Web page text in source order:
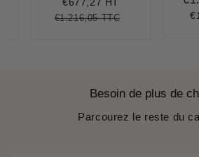
€677,27 HT
Prix
€1.216,05 TTC€1.216,05
Besoin de plus de
Parcourez le reste du